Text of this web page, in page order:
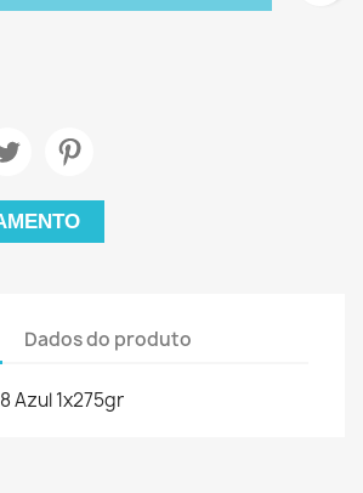
Dados do produto
Azul 1x275gr